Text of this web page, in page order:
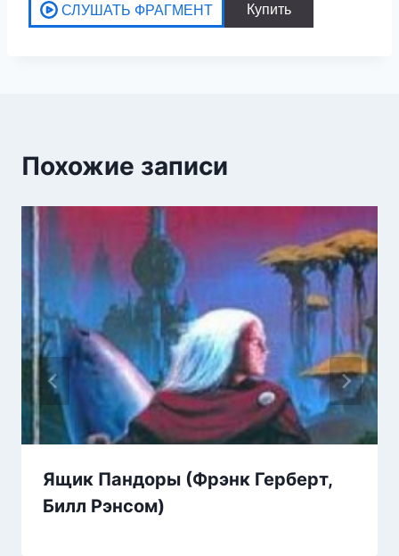
Похожие записи
Ящик Пандоры (Фрэнк Герберт,
Билл Рэнсом)